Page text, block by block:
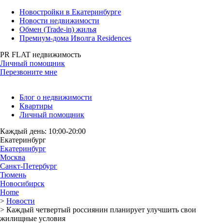
Новостройки в Екатеринбурге
Новости недвижимости
Обмен (Trade-in) жилья
Премиум-дома Иволга Residences
PR FLAT недвижимость
Личный помощник
Перезвоните мне
Блог о недвижимости
Квартиры
Личный помощник
Каждый день: 10:00-20:00
Екатеринбург
Екатеринбург
Москва
Санкт-Петербург
Тюмень
Новосибирск
Home
> Новости
> Каждый четвертый россиянин планирует улучшить свои
жилищные условия